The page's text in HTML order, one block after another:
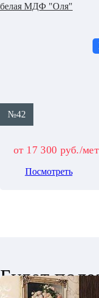
белая МДФ "Оля"
№42
от 17 300 руб./
Посмотреть
Будет